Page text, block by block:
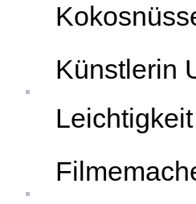
Künstlerin